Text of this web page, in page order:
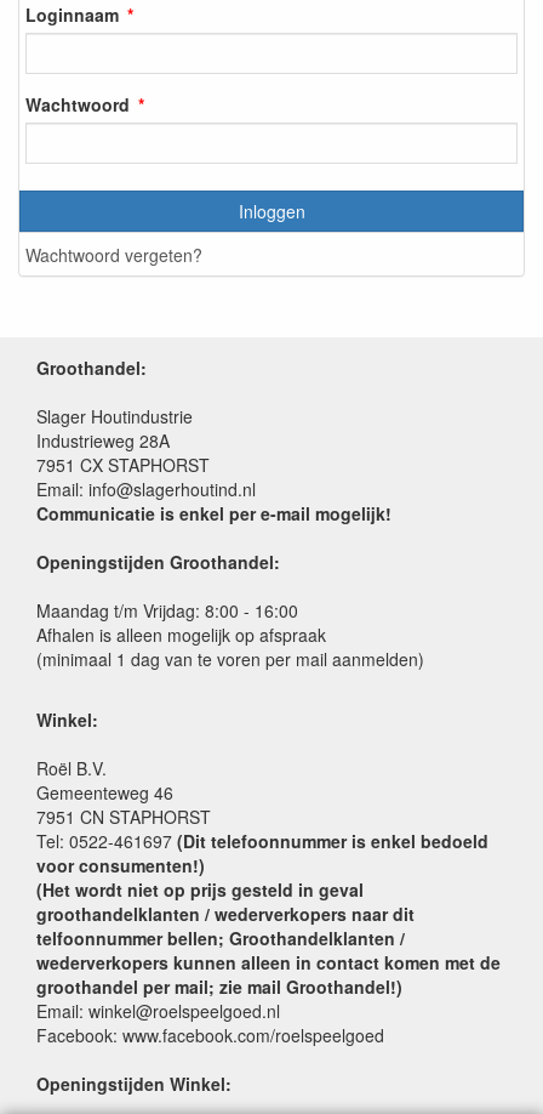
Loginnaam
Wachtwoord
Inloggen
Wachtwoord vergeten?
Groothandel:
Slager Houtindustrie
Industrieweg 28A
7951 CX STAPHORST
Email: info@slagerhoutind.nl
Communicatie is enkel per e-mail mogelijk!
Openingstijden Groothandel:
Maandag t/m Vrijdag: 8:00 - 16:00
Afhalen is alleen mogelijk op afspraak
(minimaal 1 dag van te voren per mail aanmelden)
Winkel:
Roël B.V.
Gemeenteweg 46
7951 CN STAPHORST
Tel: 0522-461697 (Dit telefoonnummer is enkel bedoeld
voor consumenten!)
(Het wordt niet op prijs gesteld in geval
groothandelklanten / wederverkopers naar dit
telfoonnummer bellen; Groothandelklanten /
wederverkopers kunnen alleen in contact komen met de
groothandel per mail; zie mail Groothandel!)
Email: winkel@roelspeelgoed.nl
Facebook: www.facebook.com/roelspeelgoed
Openingstijden Winkel: